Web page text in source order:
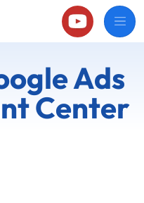
Ads
Center